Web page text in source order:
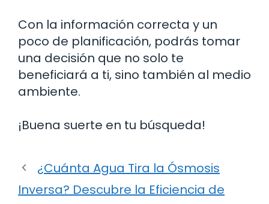
Con la información correcta y un
poco de planificación, podrás tomar
una decisión que no solo te
beneficiará a ti, sino también al medio
ambiente.
¡Buena suerte en tu búsqueda!
¿Cuánta Agua Tira la Ósmosis
Inversa? Descubre la Eficiencia de